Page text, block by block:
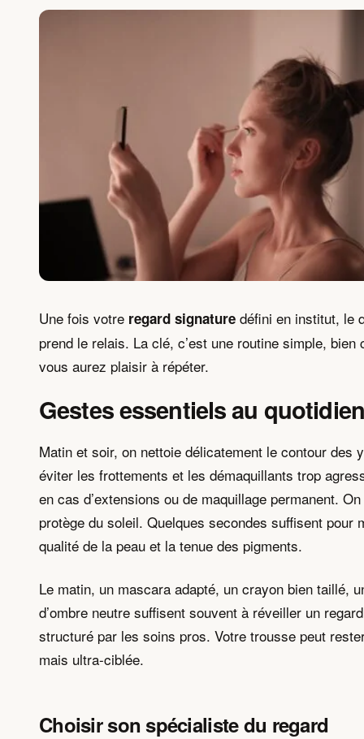
Une fois votre regard signature défini en institut, le
prend le relais. La clé, c’est une routine simple, bien
vous aurez plaisir à répéter.
Gestes essentiels au quotidien
Matin et soir, on nettoie délicatement le contour des
éviter les frottements et les démaquillants trop
en cas d’extensions ou de maquillage permanent.
protège du soleil. Quelques secondes suffisent pour
qualité de la peau et la tenue des pigments.
Le matin, un mascara adapté, un crayon bien taillé,
d’ombre neutre suffisent souvent à réveiller un
structuré par les soins pros. Votre trousse peut
mais ultra-ciblée.
Choisir son spécialiste du regard